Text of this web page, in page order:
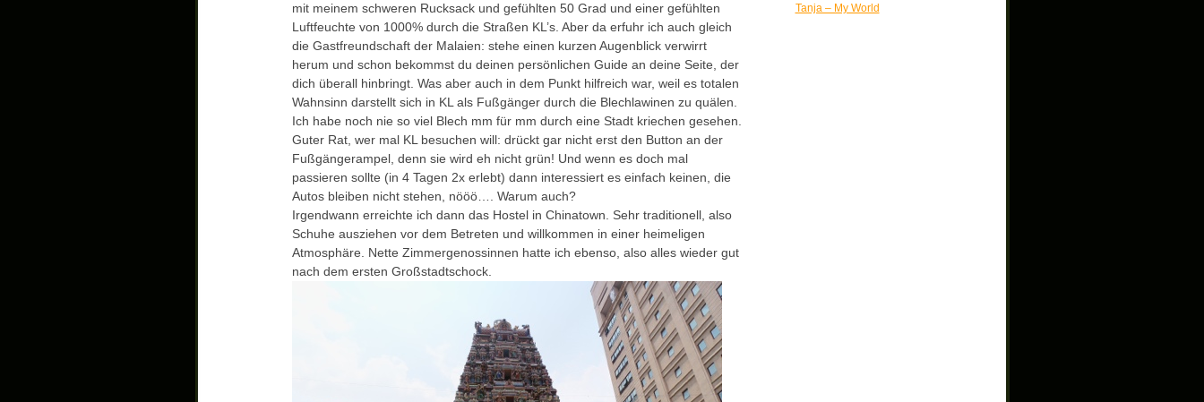
mit meinem schweren Rucksack und gefühlten 50 Grad und einer gefühlten
Luftfeuchte von 1000% durch die Straßen KL’s. Aber da erfuhr ich auch gleich
die Gastfreundschaft der Malaien: stehe einen kurzen Augenblick verwirrt
herum und schon bekommst du deinen persönlichen Guide an deine Seite, der
dich überall hinbringt. Was aber auch in dem Punkt hilfreich war, weil es totalen
Wahnsinn darstellt sich in KL als Fußgänger durch die Blechlawinen zu quälen.
Ich habe noch nie so viel Blech mm für mm durch eine Stadt kriechen gesehen.
Guter Rat, wer mal KL besuchen will: drückt gar nicht erst den Button an der
Fußgängerampel, denn sie wird eh nicht grün! Und wenn es doch mal
passieren sollte (in 4 Tagen 2x erlebt) dann interessiert es einfach keinen, die
Autos bleiben nicht stehen, nööö…. Warum auch?
Irgendwann erreichte ich dann das Hostel in Chinatown. Sehr traditionell, also
Schuhe ausziehen vor dem Betreten und willkommen in einer heimeligen
Atmosphäre. Nette Zimmergenossinnen hatte ich ebenso, also alles wieder gut
nach dem ersten Großstadtschock.
Tanja – My World